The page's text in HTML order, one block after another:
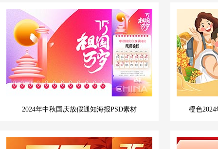
2024年中秋国庆放假通知海报PSD素材 橙色